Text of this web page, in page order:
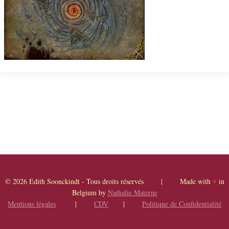
© 2026 Edith Soonckindt - Tous droits réservés | Made with ♥in
Belgium by Nathalie Materne
Mentions légales | CDV | Politique de Confidentialité